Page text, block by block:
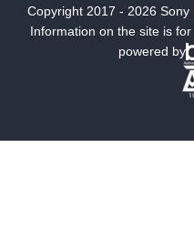
ミステリー
Copyright 2017 - 2026
Information on the site is
powered by